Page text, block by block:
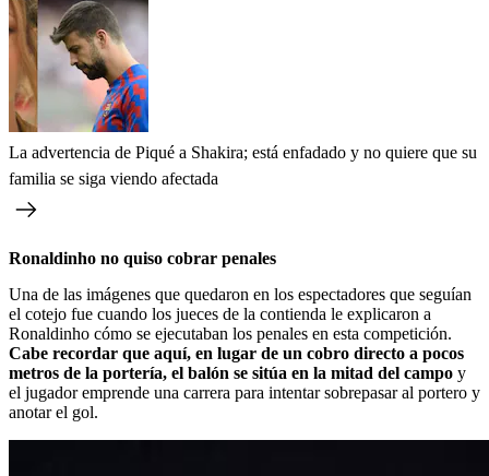
La advertencia de Piqué a Shakira; está enfadado y no quiere que su
familia se siga viendo afectada
Ronaldinho no quiso cobrar penales
Una de las imágenes que quedaron en los espectadores que seguían
el cotejo fue cuando los jueces de la contienda le explicaron a
Ronaldinho cómo se ejecutaban los penales en esta competición.
Cabe recordar que aquí, en lugar de un cobro directo a pocos
metros de la portería, el balón se sitúa en la mitad del campo y
el jugador emprende una carrera para intentar sobrepasar al portero y
anotar el gol.